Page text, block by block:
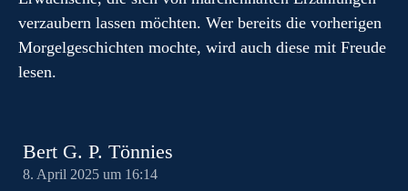
verzaubern lassen möchten. Wer bereits die vorherigen
Morgelgeschichten mochte, wird auch diese mit Freude
lesen.
Bert G. P. Tönnies
8. April 2025 um 16:14